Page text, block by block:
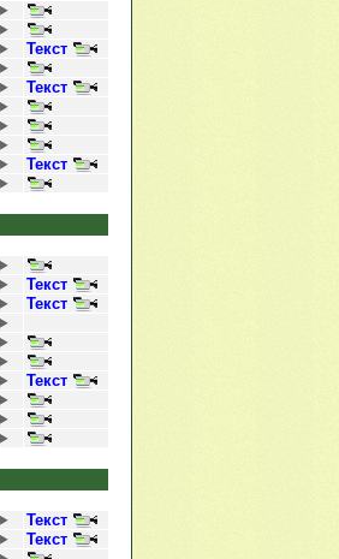
Текст
Текст
Текст
Текст
Текст
Текст
Текст
Текст